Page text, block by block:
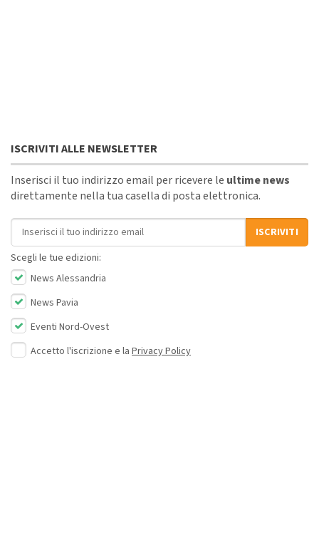
ISCRIVITI ALLE NEWSLETTER
Inserisci il tuo indirizzo email per ricevere le ultime news
direttamente nella tua casella di posta elettronica.
Indirizzo email
ISCRIVITI
Scegli le tue edizioni:
News Alessandria
News Pavia
Eventi Nord-Ovest
Accetto l'iscrizione e la Privacy Policy